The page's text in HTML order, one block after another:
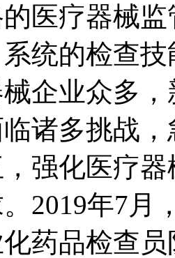
医疗器械
统的检查
企业众多
诸多挑战
强化医疗
2019年7月
药品检查